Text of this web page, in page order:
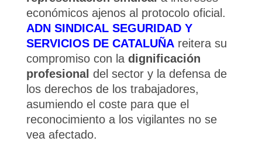
económicos ajenos al protocolo oficial.
ADN SINDICAL SEGURIDAD Y
SERVICIOS DE CATALUÑAreitera su
compromiso con la dignificación
profesional del sector y la defensa de
los derechos de los trabajadores,
asumiendo el coste para que el
reconocimiento a los vigilantes no se
vea afectado.